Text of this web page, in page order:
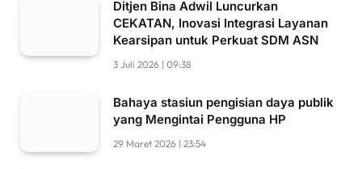
Ditjen Bina Adwil Luncurkan
CEKATAN, Inovasi Integrasi Layanan
Kearsipan untuk Perkuat SDM ASN
3 Juli 2026 | 09:38
Bahaya stasiun pengisian daya publik
yang Mengintai Pengguna HP
29 Maret 2026 | 23:54